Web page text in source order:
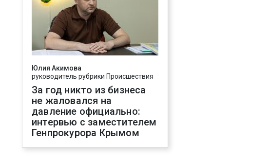
Юлия Акимова
руководитель рубрики Происшествия
За год никто из бизнеса
не жаловался на
давление официально:
интервью с заместителем
Генпрокурора Крымом